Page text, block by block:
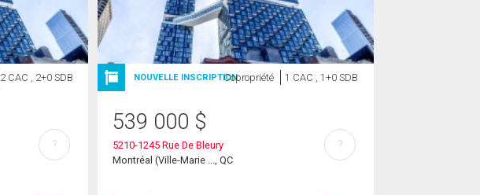
2 CAC , 2+0 SDB
?
NOUVELLE INSCRIPTIONCopropriété 1 CAC , 1+0 SDB
539 000 $
5210-1245 Rue De Bleury
Montréal (Ville-Marie ..., QC
?